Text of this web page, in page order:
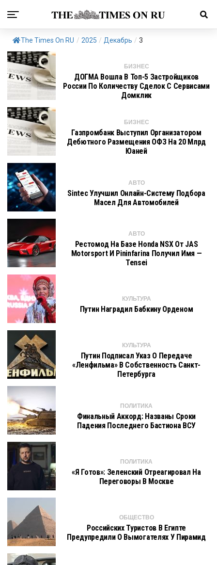
The Times On RU / 2025 / Декабрь / 3
БИЗНЕС
ДОГМА Вошла В Топ-5 Застройщиков
России По Количеству Сделок С Сервисами
Домклик
БИЗНЕС
Газпромбанк Выступил Организатором
Дебютного Размещения ОФЗ На 20 Млрд
Юаней
АВТО
Sintec Улучшил Онлайн-Систему Подбора
Масел Для Автомобилей
АВТО
Рестомод На Базе Honda NSX От JAS
Motorsport И Pininfarina Получил Имя —
Tensei
КУЛЬТУРА
Путин Наградил Бабкину Орденом
КУЛЬТУРА
Путин Подписал Указ О Передаче
«Ленфильма» В Собственность Санкт-
Петербурга
ПОЛИТИКА
Финальный Аккорд: Названы Сроки
Падения Последнего Бастиона ВСУ
ПОЛИТИКА
«Я Готов»: Зеленский Отреагировал На
Переговоры В Москве
ОБЩЕСТВО
Российских Туристов В Египте
Предупредили О Вымогателях У Пирамид